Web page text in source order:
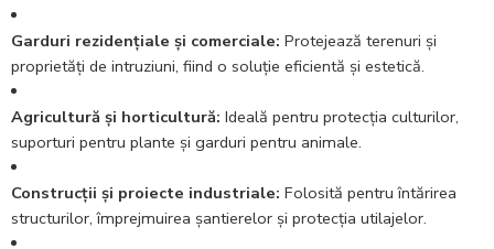
Garduri rezidențiale și comerciale: Protejează terenuri și
proprietăți de intruziuni, fiind o soluție eficientă și estetică.
Agricultură și horticultură: Ideală pentru protecția culturilor,
suporturi pentru plante și garduri pentru animale.
Construcții și proiecte industriale: Folosită pentru întărirea
structurilor, împrejmuirea șantierelor și protecția utilajelor.